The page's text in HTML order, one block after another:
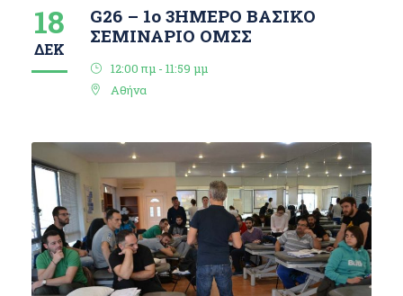
18
ΔΕΚ
G26 – 1ο 3ΗΜΕΡΟ ΒΑΣΙΚΟ
ΣΕΜΙΝΑΡΙΟ ΟΜΣΣ
12:00 πμ - 11:59 μμ
Αθήνα